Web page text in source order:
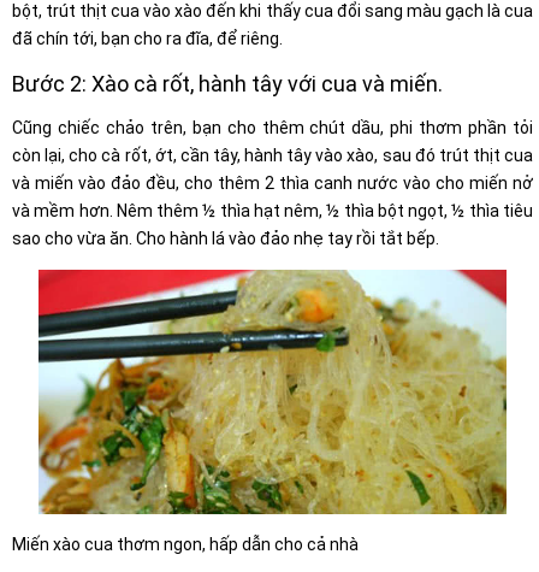
bột, trút thịt cua vào xào đến khi thấy cua đổi sang màu gạch là cua
đã chín tới, bạn cho ra đĩa, để riêng.
Bước 2: Xào cà rốt, hành tây với cua và miến.
Cũng chiếc chảo trên, bạn cho thêm chút dầu, phi thơm phần tỏi
còn lại, cho cà rốt, ớt, cần tây, hành tây vào xào, sau đó trút thịt cua
và miến vào đảo đều, cho thêm 2 thìa canh nước vào cho miến nở
và mềm hơn. Nêm thêm ½ thìa hạt nêm, ½ thìa bột ngọt, ½ thìa tiêu
sao cho vừa ăn. Cho hành lá vào đảo nhẹ tay rồi tắt bếp.
Miến xào cua thơm ngon, hấp dẫn cho cả nhà